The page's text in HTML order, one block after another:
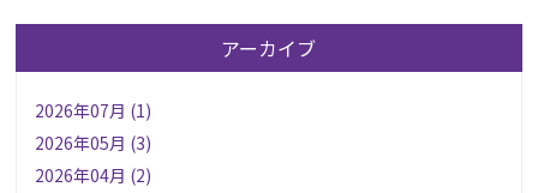
アーカイブ
2026年07月 (1)
2026年05月 (3)
2026年04月 (2)